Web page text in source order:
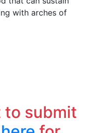
with arches of
submit